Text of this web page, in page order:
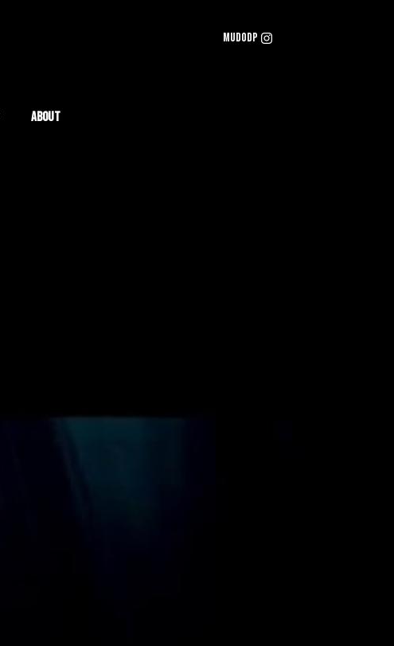
mudodp
About